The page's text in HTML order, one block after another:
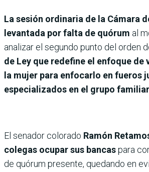
La sesión ordinaria de la Cámara
levantada por falta de quórum al
analizar el segundo punto del orden
de Ley que redefine el enfoque
la mujer para enfocarlo en fueros
especializados en el grupo
El senador colorado Ramón
colegas ocupar sus bancaspara
de quórum presente, quedando en